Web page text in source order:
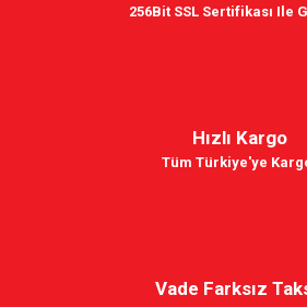
256Bit SSL Sertifikası Ile
Hızlı Kargo
Tüm Türkiye'ye
Vade Farksız